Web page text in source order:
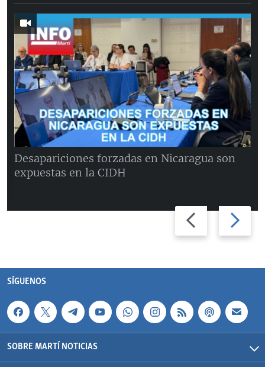
Previous
slide
Next
slide
Desapariciones forzadas en Nicaragua son
expuestas en la CIDH
SÍGUENOS
SOBRE MARTÍ NOTICIAS